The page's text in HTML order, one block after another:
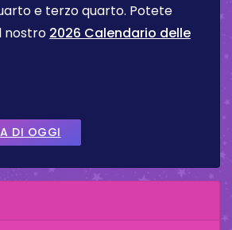
e terzo quarto. Potete
nostro 2026 Calendario delle
DI OGGI